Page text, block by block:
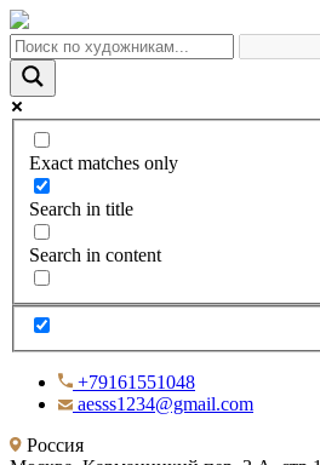
Exact matches only
Search in title
Search in content
+79161551048
aesss1234@gmail.com
Россия